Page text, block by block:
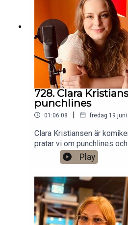
Anytime!https://
0760724728X:
@gardenfors
728. Clara
punchlines
01:06:08 | fredag 19 juni
Clara Kristiansen är
pratar vi om punchlines
finns ett bonusavsnitt på
donerar valfri summa till
Patreon:
https://www.patreon.com/
turné med Simon
Magnusson 2026.Jag har
Stockholm. Min film
Play